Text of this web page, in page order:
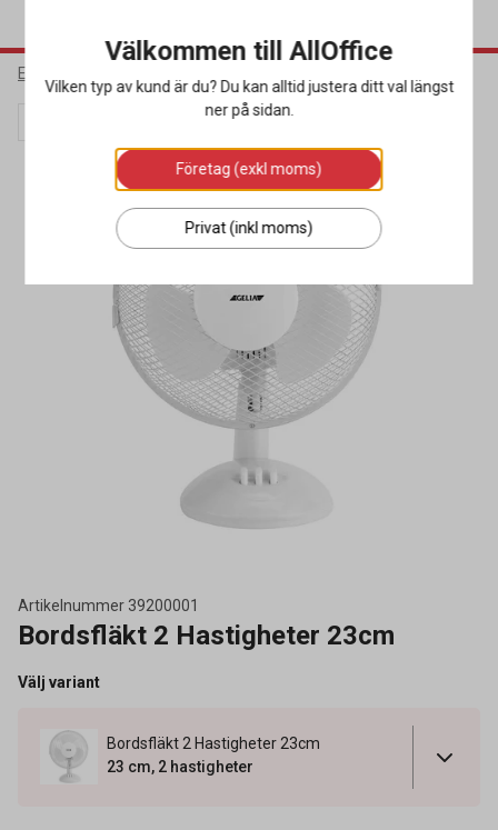
Elektronik
Artikelnummer 39200001
Bordsfläkt 2 Hastigheter 23cm
Välj variant
Bordsfläkt 2 Hastigheter 23cm
23 cm, 2 hastigheter
Välkommen till AllOffice
Vilken typ av kund är du? Du kan alltid justera ditt val längst
ner på sidan.
Företag (exkl moms)
Privat (inkl moms)